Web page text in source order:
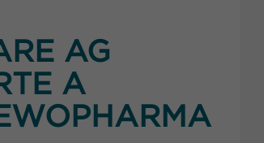
AG
A